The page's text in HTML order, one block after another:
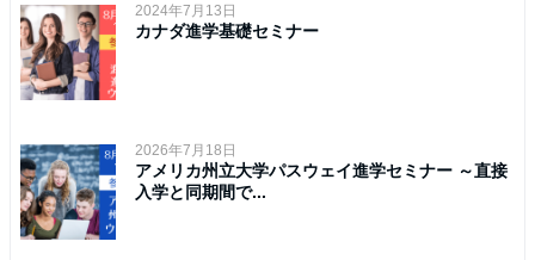
2024年7月13日
カナダ進学基礎セミナー
2026年7月18日
アメリカ州立大学パスウェイ進学セミナー ～直接
入学と同期間で...